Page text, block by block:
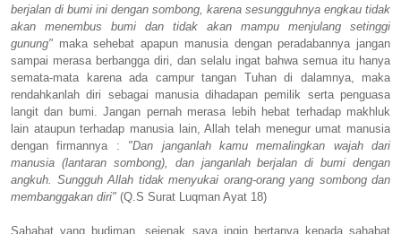
berjalan di bumi ini dengan sombong, karena sesungguhnya engkau tidak
akan menembus bumi dan tidak akan mampu menjulang setinggi
gunung" maka sehebat apapun manusia dengan peradabannya jangan
sampai merasa berbangga diri, dan selalu ingat bahwa semua itu hanya
semata-mata karena ada campur tangan Tuhan di dalamnya, maka
rendahkanlah diri sebagai manusia dihadapan pemilik serta penguasa
langit dan bumi. Jangan pernah merasa lebih hebat terhadap makhluk
lain ataupun terhadap manusia lain, Allah telah menegur umat manusia
dengan firmannya : "Dan janganlah kamu memalingkan wajah dari
manusia (lantaran sombong), dan janganlah berjalan di bumi dengan
angkuh. Sungguh Allah tidak menyukai orang-orang yang sombong dan
membanggakan diri" (Q.S Surat Luqman Ayat 18)
Sahabat yang budiman, sejenak saya ingin bertanya kepada sahabat